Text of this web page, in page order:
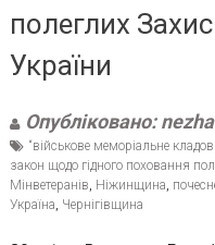
полеглих
України
Опубліковано:
“військове меморіальне
закон щодо гідного поховання
Мінветеранів Ніжинщина
Україна Чернігівщина